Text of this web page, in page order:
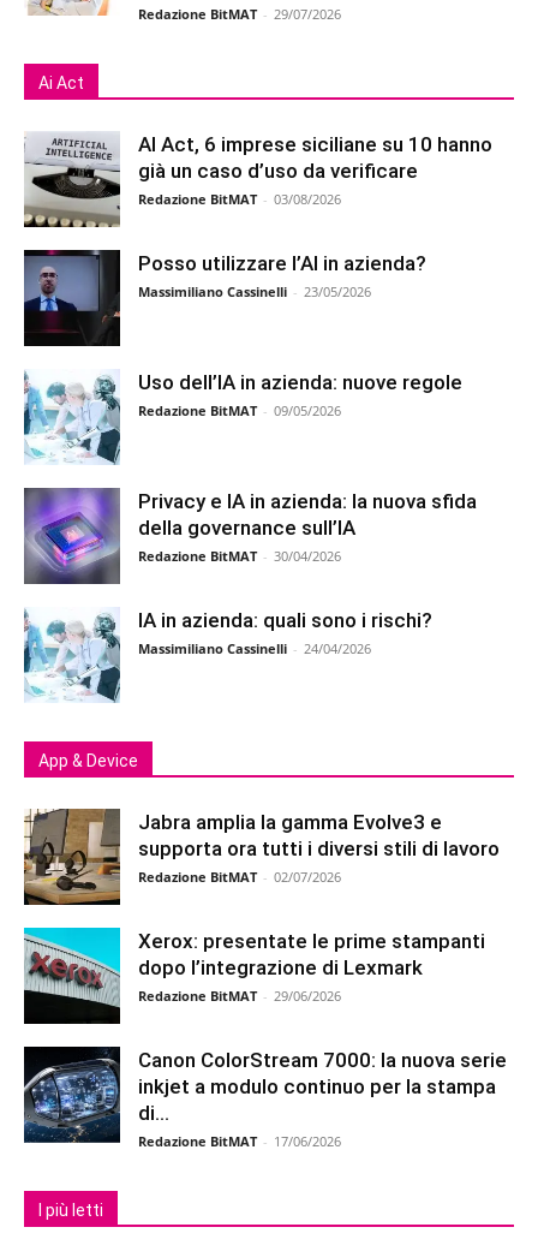
Redazione BitMAT - 29/07/2026
Ai Act
AI Act, 6 imprese siciliane su 10 hanno
già un caso d’uso da verificare
Redazione BitMAT - 03/08/2026
Posso utilizzare l’AI in azienda?
Massimiliano Cassinelli - 23/05/2026
Uso dell’IA in azienda: nuove regole
Redazione BitMAT - 09/05/2026
Privacy e IA in azienda: la nuova sfida
della governance sull’IA
Redazione BitMAT - 30/04/2026
IA in azienda: quali sono i rischi?
Massimiliano Cassinelli - 24/04/2026
App & Device
Jabra amplia la gamma Evolve3 e
supporta ora tutti i diversi stili di lavoro
Redazione BitMAT - 02/07/2026
Xerox: presentate le prime stampanti
dopo l’integrazione di Lexmark
Redazione BitMAT - 29/06/2026
Canon ColorStream 7000: la nuova serie
inkjet a modulo continuo per la stampa
di...
Redazione BitMAT - 17/06/2026
I più letti